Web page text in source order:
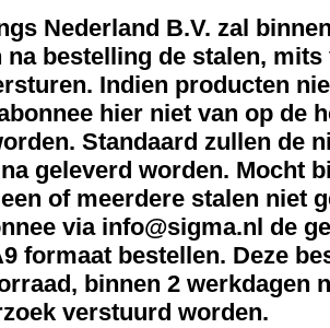
Nederland B.V. zal
na bestelling de stalen,
Indien producten
hier niet van op de
Standaard zullen de
geleverd worden. Mocht
of meerdere stalen niet
via info@sigma.nl de
formaat bestellen. Deze
binnen 2 werkdagen
verstuurd worden.